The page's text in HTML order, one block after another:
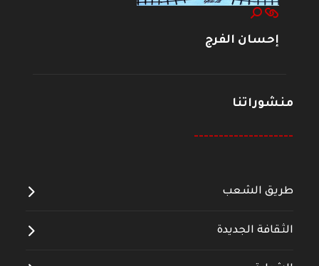
إحسان الفرج
منشوراتنا
--------------------
طريق الشعب
الثقافة الجديدة